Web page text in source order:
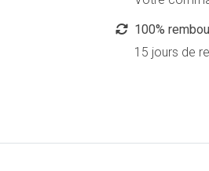
100%
15 jours de